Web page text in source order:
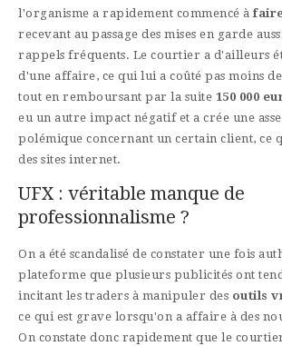
l'organisme a rapidement commencé à
recevant au passage des mises en garde
rappels fréquents. Le courtier a d'ailleurs
d'une affaire, ce qui lui a coûté pas moins
tout en remboursant par la suite 150 000
eu un autre impact négatif et a crée une
polémique concernant un certain client, ce
des sites internet.
UFX : véritable manque de
professionnalisme ?
On a été scandalisé de constater une fois
plateforme que plusieurs publicités ont
incitant les traders à manipuler des outils
ce qui est grave lorsqu'on a affaire à des
On constate donc rapidement que le